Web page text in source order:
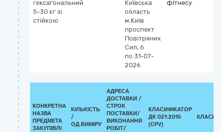
гексагональний
5-30 кг зі
стійкою
Київська
область
м.Київ
проспект
Повітряних
Сил, 6
по 31-07-
2026
фітнесу
КОНКРЕТНА
НАЗВА
ПРЕДМЕТА
ЗАКУПІВЛІ
КІЛЬКІСТЬ
/
ОД.ВИМІРУ
АДРЕСА
ДОСТАВКИ /
СТРОК
ПОСТАВКИ/
ВИКОНАННЯ
РОБІТ/
КЛАСИФІКАТОР
ДК 021:2015
(CPV)